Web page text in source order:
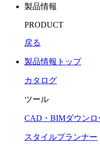
製品情報
PRODUCT
戻る
製品情報トップ
カタログ
ツール
CAD・BIMダウンロ
スタイルプランナー